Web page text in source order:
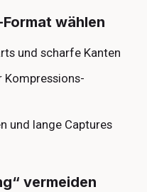
wählen
und scharfe Kanten
Kompressions-
und lange Captures
vermeiden